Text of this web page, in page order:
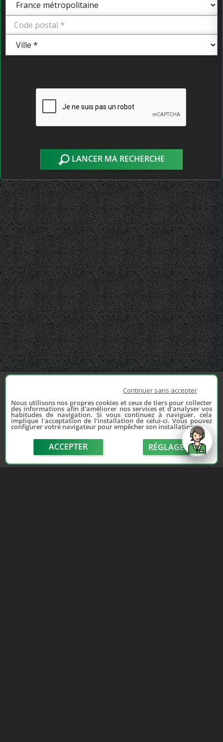
LANCER MA RECHERCHE
Continuer sans accepter
Nous utilisons nos propres cookies et ceux de tiers pour collecter
des informations afin d'améliorer nos services et d'analyser vos
habitudes de navigation. Si vous continuez à naviguer, cela
implique l'acceptation de l'installation de celui-ci. Vous pouvez
configurer votre navigateur pour empêcher son installation.
ACCEPTER RÉGLAGE